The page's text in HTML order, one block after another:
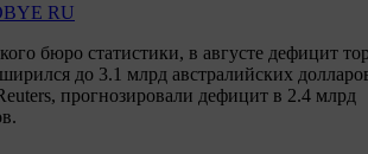
RU
бюро статистики, в августе дефицит
до 3.1 млрд австралийских
прогнозировали дефицит в 2.4 млрд